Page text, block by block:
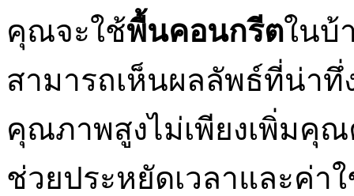
คุณจะใช้พื้นคอนกรีตในบ้
สามารถเห็นผลลัพธ์ที่น่า
คุณภาพสูงไม่เพียงเพิ่มคุ
ช่วยประหยัดเวลาและค่า